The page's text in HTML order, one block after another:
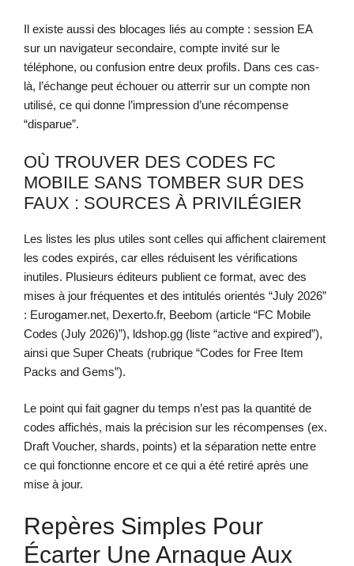
Il existe aussi des blocages liés au compte : session EA
sur un navigateur secondaire, compte invité sur le
téléphone, ou confusion entre deux profils. Dans ces cas-
là, l’échange peut échouer ou atterrir sur un compte non
utilisé, ce qui donne l’impression d’une récompense
“disparue”.
OÙ TROUVER DES CODES FC
MOBILE SANS TOMBER SUR DES
FAUX : SOURCES À PRIVILÉGIER
Les listes les plus utiles sont celles qui affichent clairement
les codes expirés, car elles réduisent les vérifications
inutiles. Plusieurs éditeurs publient ce format, avec des
mises à jour fréquentes et des intitulés orientés “July 2026”
: Eurogamer.net, Dexerto.fr, Beebom (article “FC Mobile
Codes (July 2026)”), ldshop.gg (liste “active and expired”),
ainsi que Super Cheats (rubrique “Codes for Free Item
Packs and Gems”).
Le point qui fait gagner du temps n’est pas la quantité de
codes affichés, mais la précision sur les récompenses (ex.
Draft Voucher, shards, points) et la séparation nette entre
ce qui fonctionne encore et ce qui a été retiré après une
mise à jour.
Repères Simples Pour
Écarter Une Arnaque Aux